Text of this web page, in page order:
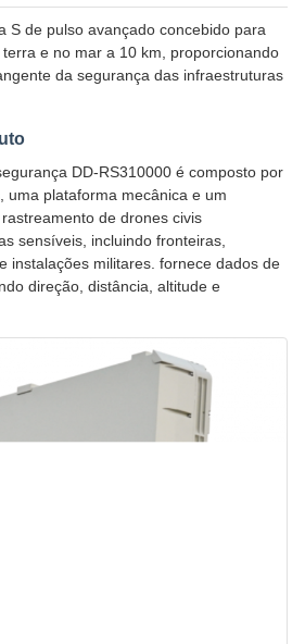
S de pulso avançado concebido para
e no mar a 10 km, proporcionando
da segurança das infraestruturas
DD-RS310000 é composto por
uma plataforma mecânica e um
de drones civis
sensíveis, incluindo fronteiras,
instalações militares. fornece dados de
direção, distância, altitude e